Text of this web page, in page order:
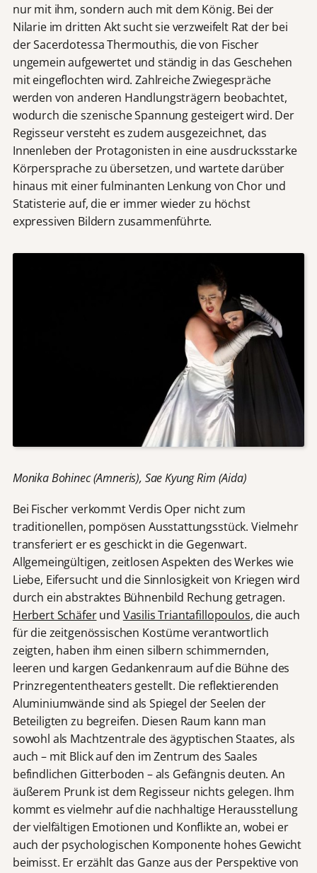
nur mit ihm, sondern auch mit dem König. Bei der
Nilarie im dritten Akt sucht sie verzweifelt Rat der bei
der Sacerdotessa Thermouthis, die von Fischer
ungemein aufgewertet und ständig in das Geschehen
mit eingeflochten wird. Zahlreiche Zwiegespräche
werden von anderen Handlungsträgern beobachtet,
wodurch die szenische Spannung gesteigert wird. Der
Regisseur versteht es zudem ausgezeichnet, das
Innenleben der Protagonisten in eine ausdrucksstarke
Körpersprache zu übersetzen, und wartete darüber
hinaus mit einer fulminanten Lenkung von Chor und
Statisterie auf, die er immer wieder zu höchst
expressiven Bildern zusammenführte.
Monika Bohinec (Amneris), Sae Kyung Rim (Aida)
Bei Fischer verkommt Verdis Oper nicht zum
traditionellen, pompösen Ausstattungsstück. Vielmehr
transferiert er es geschickt in die Gegenwart.
Allgemeingültigen, zeitlosen Aspekten des Werkes wie
Liebe, Eifersucht und die Sinnlosigkeit von Kriegen wird
durch ein abstraktes Bühnenbild Rechung getragen.
Herbert Schäferund Vasilis Triantafillopoulos, die auch
für die zeitgenössischen Kostüme verantwortlich
zeigten, haben ihm einen silbern schimmernden,
leeren und kargen Gedankenraum auf die Bühne des
Prinzregententheaters gestellt. Die reflektierenden
Aluminiumwände sind als Spiegel der Seelen der
Beteiligten zu begreifen. Diesen Raum kann man
sowohl als Machtzentrale des ägyptischen Staates, als
auch – mit Blick auf den im Zentrum des Saales
befindlichen Gitterboden – als Gefängnis deuten. An
äußerem Prunk ist dem Regisseur nichts gelegen. Ihm
kommt es vielmehr auf die nachhaltige Herausstellung
der vielfältigen Emotionen und Konflikte an, wobei er
auch der psychologischen Komponente hohes Gewicht
beimisst. Er erzählt das Ganze aus der Perspektive von